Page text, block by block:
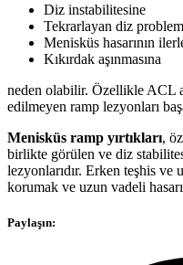
Diz instabilitesine
Tekrarlayan diz
Menisküs hasarının
Kıkırdak aşınmasına
neden olabilir. Özellikle ACL
edilmeyen ramp lezyonları
Menisküs ramp yırtıkları,
birlikte görülen ve diz
lezyonlarıdır. Erken teşhis ve
korumak ve uzun vadeli
Paylaşın: